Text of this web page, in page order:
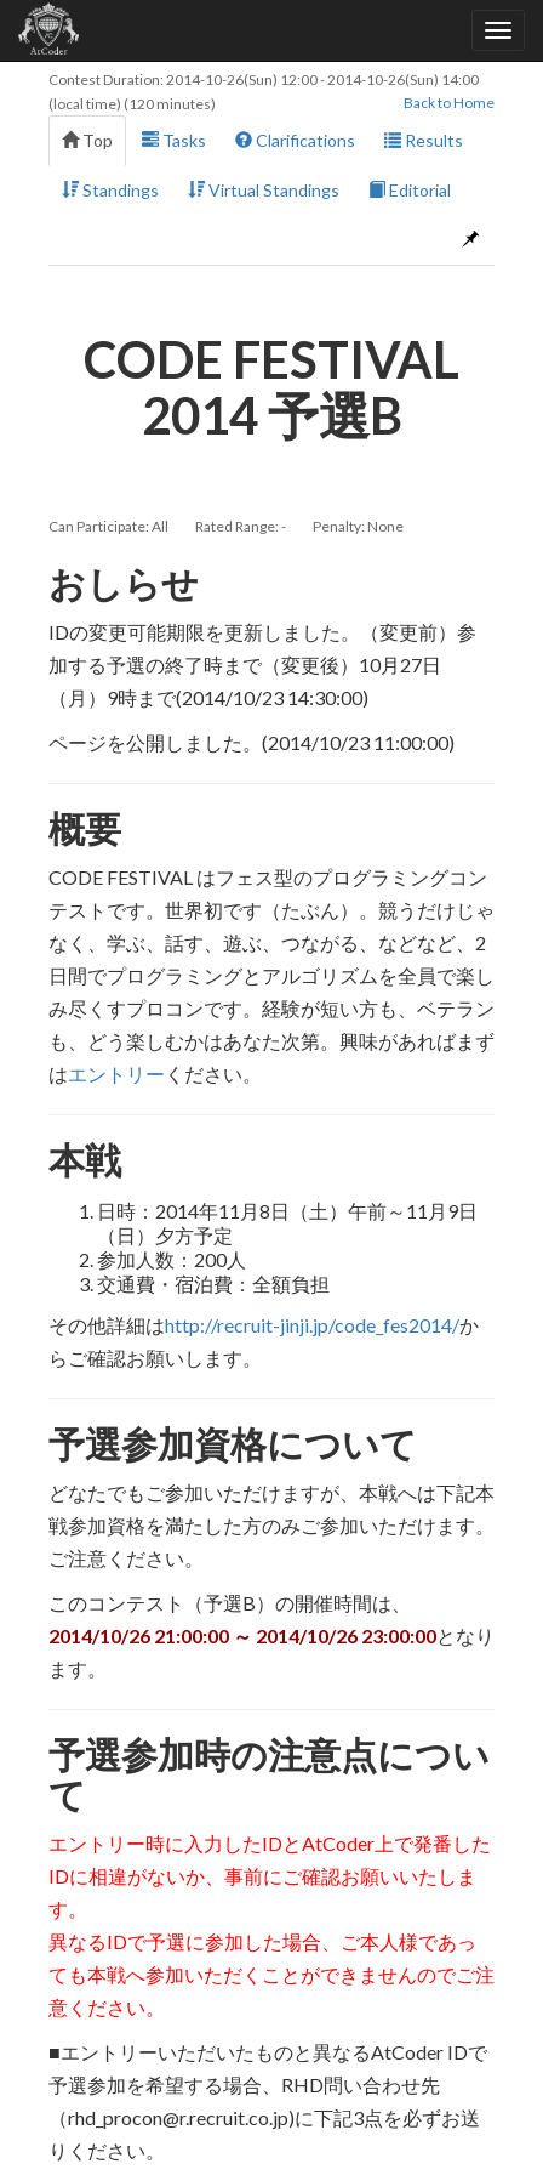
Contest Duration: 2014-10-26(Sun) 12:00-2014-10-26(Sun) 14:00
(local time) (120 minutes)
Back to Home
Top Tasks Clarifications Results
Standings Virtual Standings Editorial
CODE FESTIVAL
2014 予選B
Can Participate: All Rated Range: - Penalty: None
おしらせ
IDの変更可能期限を更新しました。（変更前）参
加する予選の終了時まで（変更後）10月27日
（月）9時まで(2014/10/23 14:30:00)
ページを公開しました。(2014/10/23 11:00:00)
概要
CODE FESTIVAL はフェス型のプログラミングコン
テストです。世界初です（たぶん）。競うだけじゃ
なく、学ぶ、話す、遊ぶ、つながる、などなど、2
日間でプログラミングとアルゴリズムを全員で楽し
み尽くすプロコンです。経験が短い方も、ベテラン
も、どう楽しむかはあなた次第。興味があればまず
はエントリー ください。
本戦
日時：2014年11月8日（土）午前～11月9日
（日）夕方予定
参加人数：200人
交通費・宿泊費：全額負担
その他詳細はhttp://recruit-jinji.jp/code_fes2014/か
らご確認お願いします。
予選参加資格について
どなたでもご参加いただけますが、本戦へは下記本
戦参加資格を満たした方のみご参加いただけます。
ご注意ください。
このコンテスト（予選B）の開催時間は、
2014/10/26 21:00:00 ～ 2014/10/26 23:00:00となり
ます。
予選参加時の注意点につい
て
エントリー時に入力したIDとAtCoder上で発番した
IDに相違がないか、事前にご確認お願いいたしま
す。
異なるIDで予選に参加した場合、ご本人様であっ
ても本戦へ参加いただくことができませんのでご注
意ください。
■エントリーいただいたものと異なるAtCoder IDで
予選参加を希望する場合、RHD問い合わせ先
（rhd_procon@r.recruit.co.jp)に下記3点を必ずお送
りください。